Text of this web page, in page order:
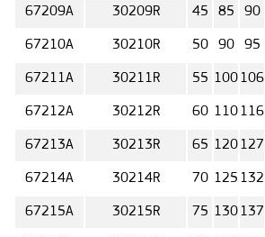
67209А 30209R 45 85 90
67210А 30210R 50 90 95
67211А 30211R 55 100106
67212А 30212R 60 110116
67213А 30213R 65 120127
67214А 30214R 70 125 132
67215А 30215R 75 130137